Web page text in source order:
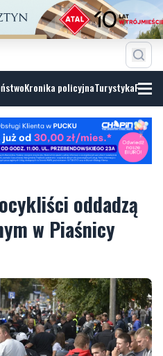
Kronika policyjnaTurystyka
oddadzą